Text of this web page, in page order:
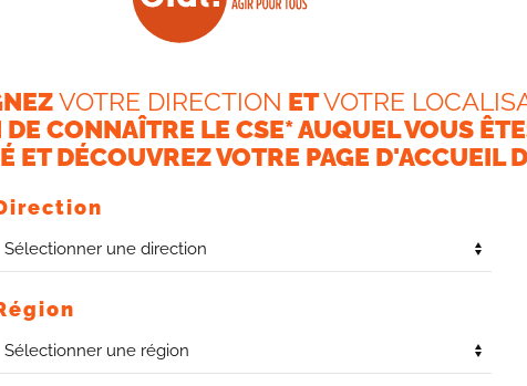
années eu accès à des prêts immobiliers à taux
auprès d’Axa Banque, a été annoncée la suspension de
qu’une exception ne soit pas prévue pour les
qui pouvait s’avérer déterminant dans l’acte d’achat.
VOTRE DIRECTION ETVOTRE
CONNAÎTRE LE CSE* AUQUEL VOUS
ET DÉCOUVREZ VOTRE PAGE D'ACCUEIL